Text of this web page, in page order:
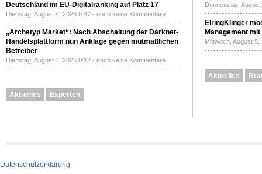
Deutschland im EU-Digitalranking auf Platz 17
Dienstag, August 4, 2026 0:47 - noch keine Kommentare
„Archetyp Market“: Nach Abschaltung der Darknet-
Handelsplattform nun Anklage gegen mutmaßlichen
Betreiber
Dienstag, August 4, 2026 0:12 - noch keine Kommentare
Aktuelles Experten
Donnerstag,
ElringKlinger
Management
Mittwoch, August
Aktuelles
Datenschutzerklärung